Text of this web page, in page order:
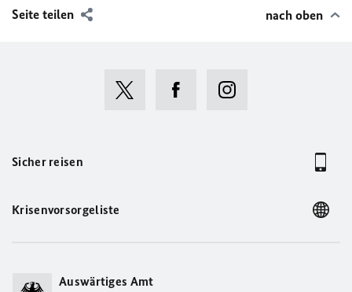
Seite teilen nach oben
Sicher reisen
Krisenvorsorgeliste
Auswärtiges Amt